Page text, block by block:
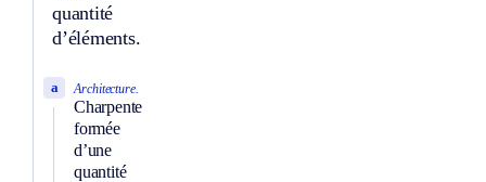
quantité
d’éléments.
Architecture.
Charpente
formée
d’une
quantité
a